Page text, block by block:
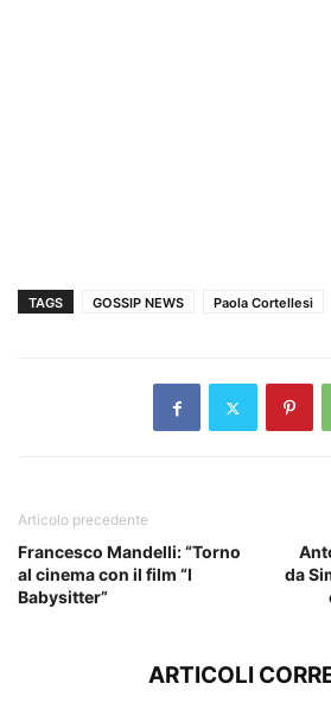
TAGS GOSSIP NEWS Paola Cortellesi
Articolo precedente
Francesco Mandelli: “Torno
al cinema con il film “I
Babysitter”
da
ARTICOLI